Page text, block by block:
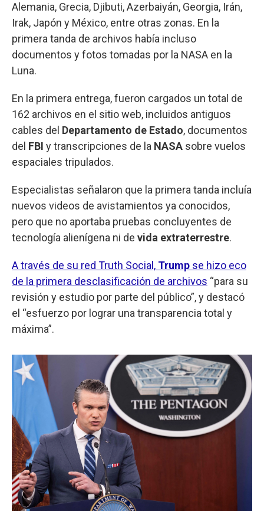
Alemania, Grecia, Djibuti, Azerbaiyán, Georgia, Irán,
Irak, Japón y México, entre otras zonas. En la
primera tanda de archivos había incluso
documentos y fotos tomadas por la NASA en la
Luna.
En la primera entrega, fueron cargados un total de
162 archivos en el sitio web, incluidos antiguos
cables del Departamento de Estado, documentos
del FBI y transcripciones de la NASA sobre vuelos
espaciales tripulados.
Especialistas señalaron que la primera tanda incluía
nuevos videos de avistamientos ya conocidos,
pero que no aportaba pruebas concluyentes de
tecnología alienígena ni de vida extraterrestre.
A través de su red Truth Social, Trump se hizo eco
de la primera desclasificación de archivos “para su
revisión y estudio por parte del público”, y destacó
el “esfuerzo por lograr una transparencia total y
máxima”.